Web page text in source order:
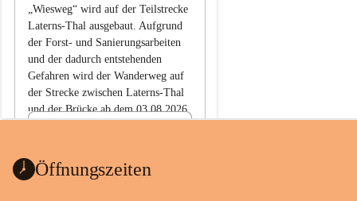
„Wiesweg“ wird auf der Teilstrecke
Laterns-Thal ausgebaut. Aufgrund
der Forst- und Sanierungsarbeiten
und der dadurch entstehenden
Gefahren wird der Wanderweg auf
der Strecke zwischen Laterns-Thal
und der Brücke ab dem 03.08.2026
ht
Öffnungszeiten